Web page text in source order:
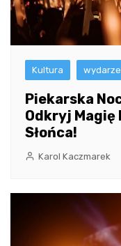
Kultura
Piekarska
Odkryj Magię
Słońca!
Karol Kaczmarek